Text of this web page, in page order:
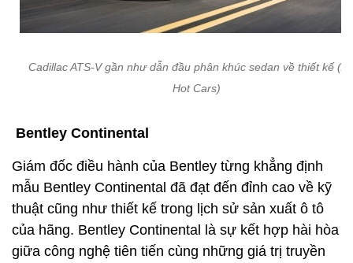
Cadillac ATS-V gần như dẫn đầu phân khúc sedan về thiết kế
Hot Cars)
Bentley Continental
Giám đốc điều hành của Bentley từng khẳng định
mẫu Bentley Continental đã đạt đến đỉnh cao về kỹ
thuật cũng như thiết kế trong lịch sử sản xuất ô tô
của hãng. Bentley Continental là sự kết hợp hài hòa
giữa công nghệ tiên tiến cùng những giá trị truyền